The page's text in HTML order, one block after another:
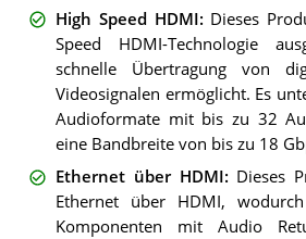
High Speed HDMI: Dieses
Speed HDMI-Technologie
schnelle Übertragung von
Videosignalen ermöglicht. Es
Audioformate mit bis zu 32
eine Bandbreite von bis zu 18
Ethernet über HDMI: Dieses
Ethernet über HDMI,
Komponenten mit Audio